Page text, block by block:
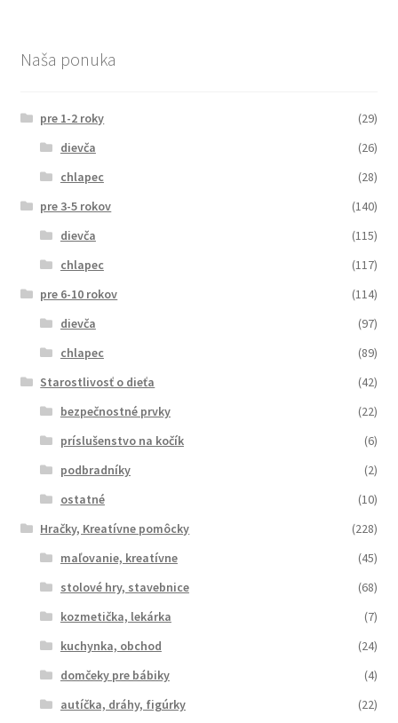
Naša ponuka
pre 1-2 roky
(29)
dievča
(26)
chlapec
(28)
pre 3-5 rokov
(140)
dievča
(115)
chlapec
(117)
pre 6-10 rokov
(114)
dievča
(97)
chlapec
(89)
Starostlivosť o dieťa
(42)
bezpečnostné prvky
(22)
príslušenstvo na kočík
(6)
podbradníky
(2)
ostatné
(10)
Hračky, Kreatívne pomôcky
(228)
maľovanie, kreatívne
(45)
stolové hry, stavebnice
(68)
kozmetička, lekárka
(7)
kuchynka, obchod
(24)
domčeky pre bábiky
(4)
autíčka, dráhy, figúrky
(22)